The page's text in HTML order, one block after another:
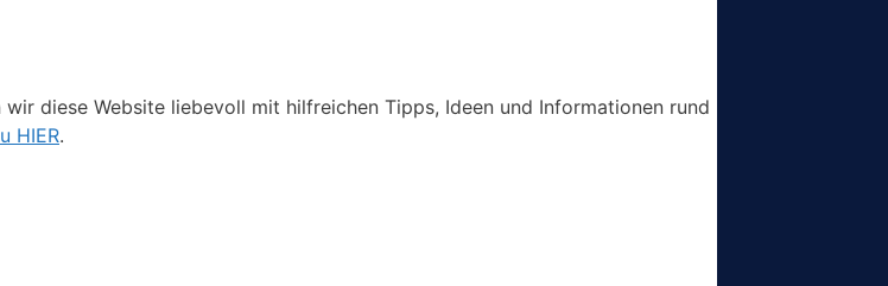
diese Website liebevoll mit hilfreichen Tipps, Ideen und Informationen rund
HIER.